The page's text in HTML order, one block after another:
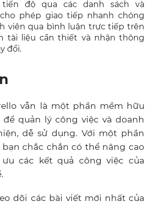
độ qua các danh sách và
phép giao tiếp nhanh chóng
viên qua bình luận trực tiếp trên
tài liệu cần thiết và nhận thông
đổi.
vẫn là một phần mềm hữu
để quản lý công việc và doanh
dễ sử dụng. Với một phần
chắc chắn có thể nâng cao
các kết quả công việc của
dõi các bài viết mới nhất của